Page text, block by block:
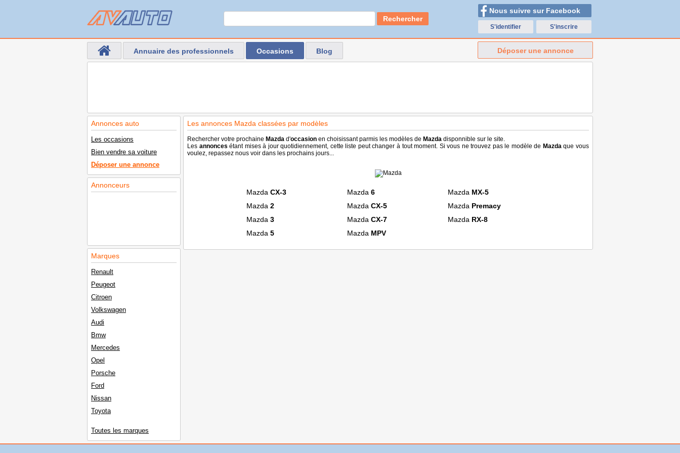
Rechercher
Nous suivre sur Facebook
S'identifier S'inscrire
Annuaire des professionnels Occasions Blog Déposer une annonce
Annonces auto
Les occasions
Bien vendre sa voiture
Déposer une annonce
Annonceurs
Marques
Renault
Peugeot
Citroen
Volkswagen
Audi
Bmw
Mercedes
Opel
Porsche
Ford
Nissan
Toyota
Toutes les marques
Les annonces Mazda classées par modèles
Rechercher votre prochaine Mazda d'occasion en choisissant parmis les modèles de Mazda disponnible sur le site.
Les annonces étant mises à jour quotidiennement, cette liste peut changer à tout moment. Si vous ne trouvez pas le modèle de Mazdaque vous
voulez, repassez nous voir dans les prochains jours...
Mazda CX-3 Mazda 6 Mazda MX-5
Mazda 2 Mazda CX-5 Mazda Premacy
Mazda 3 Mazda CX-7 Mazda RX-8
Mazda 5 Mazda MPV